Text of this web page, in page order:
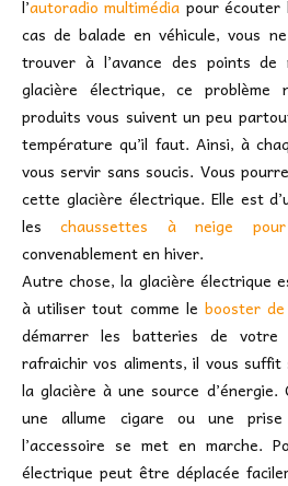
l’autoradio multimédia pour écouter
cas de balade en véhicule, vous
trouver à l’avance des points de
glacière électrique, ce
produits vous suivent un peu
température qu’il faut. Ainsi, à
vous servir sans soucis. Vous
cette glacière électrique. Elle est
leschaussettes à neige
convenablement en hiver.
Autre chose, la glacière électrique
à utiliser tout comme le booster
démarrer les batteries de
rafraichir vos aliments, il vous suffit
la glacière à une source
une allume cigare ou une
l’accessoire se met en marche.
électrique peut être déplacée